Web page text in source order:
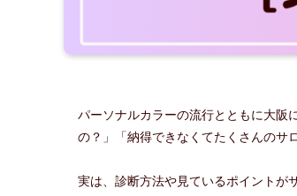
パーソナルカラーの流行とともに大阪
の？」「納得できなくてたくさんのサ
実は、診断方法や見ているポイントが